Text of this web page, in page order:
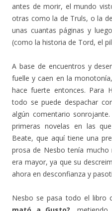
antes de morir, el mundo
otras como la de Truls, o la
unas cuantas páginas y
(como la historia de Tord, el
A base de encuentros y
fuelle y caen en la
hace fuerte entonces. Para
todo se puede despachar
algún comentario
primeras novelas en las
Beate, que aquí tiene una
prosa de Nesbo tenía
era mayor, ya que su
ahora en desconfianza y
Nesbo se pasa todo el libro